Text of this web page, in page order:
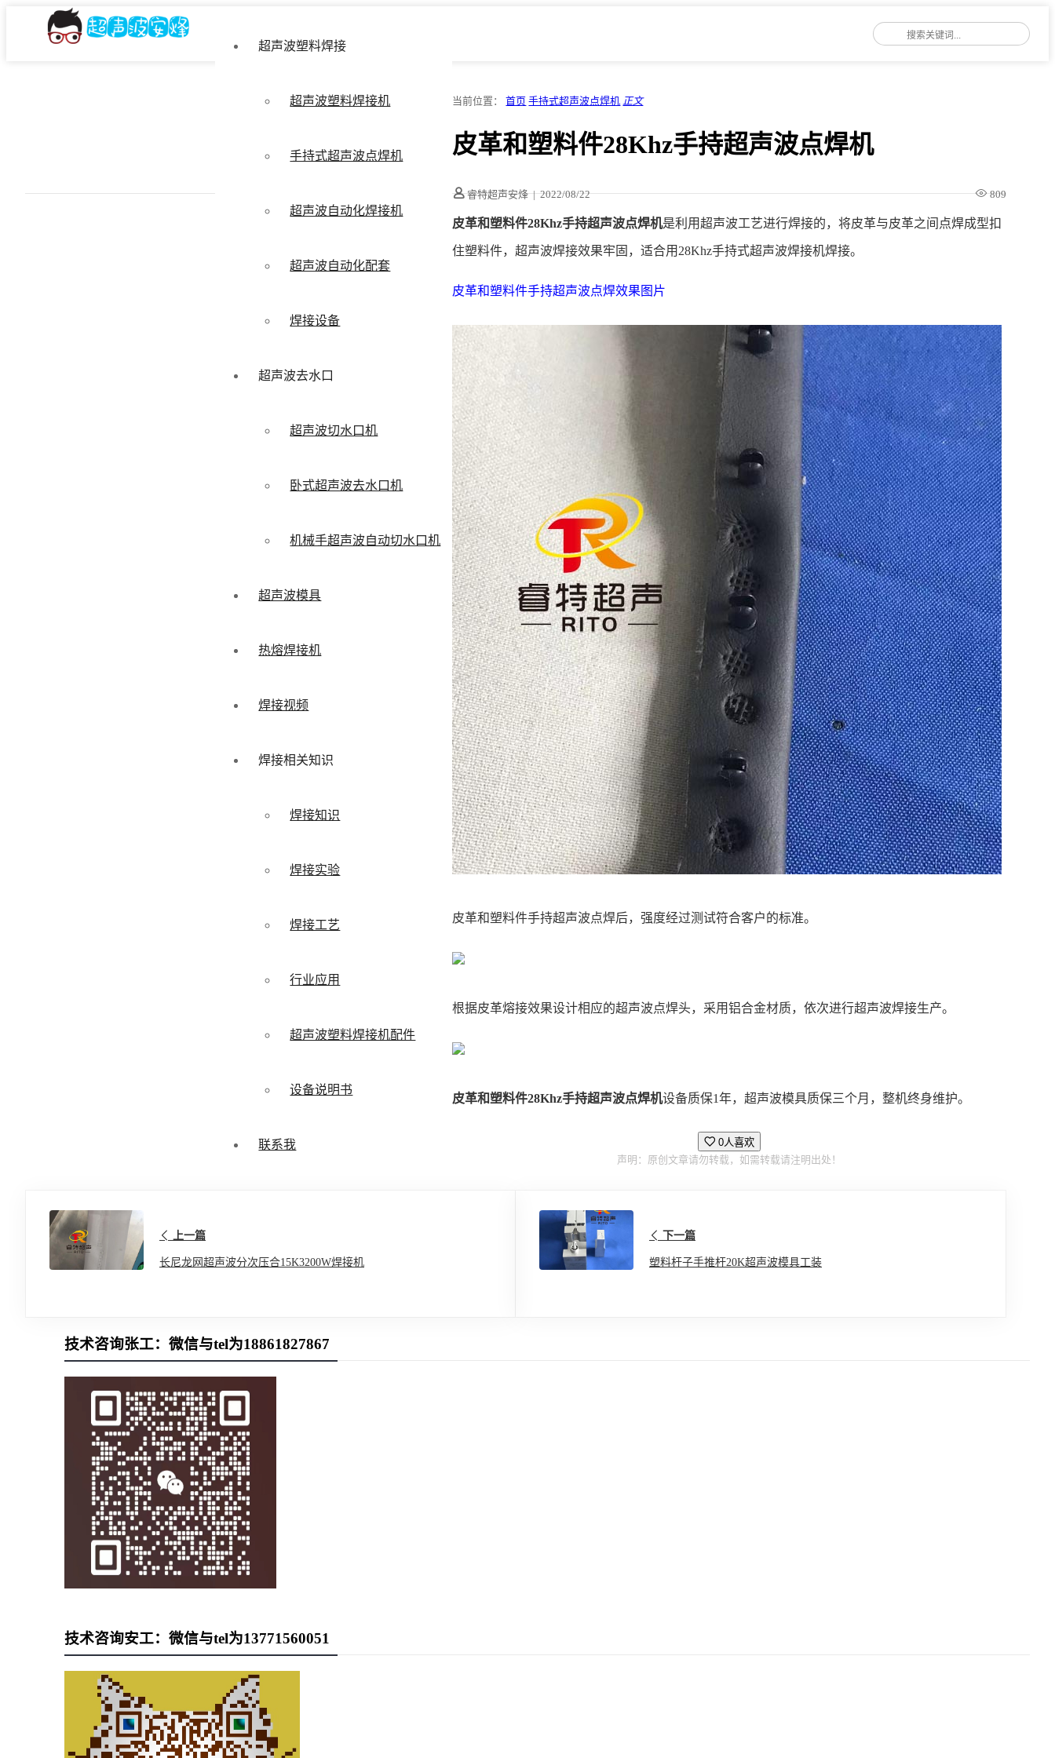
超声波塑料焊接
超声波塑料焊接机
手持式超声波点焊机
超声波自动化焊接机
超声波自动化配套
焊接设备
超声波去水口
超声波切水口机
卧式超声波去水口机
机械手超声波自动切水口机
超声波模具
热熔焊接机
焊接视频
焊接相关知识
焊接知识
焊接实验
焊接工艺
行业应用
超声波塑料焊接机配件
设备说明书
联系我
当前位置：首页 手持式超声波点焊机 正文
皮革和塑料件28Khz手持超声波点焊机
睿特超声安烽 | 2022/08/22 809
皮革和塑料件28Khz手持超声波点焊机是利用超声波工艺进行焊接的，将皮革与皮革之间点焊成型扣
住塑料件，超声波焊接效果牢固，适合用28Khz手持式超声波焊接机焊接。
皮革和塑料件手持超声波点焊效果图片
皮革和塑料件手持超声波点焊后，强度经过测试符合客户的标准。
根据皮革熔接效果设计相应的超声波点焊头，采用铝合金材质，依次进行超声波焊接生产。
皮革和塑料件28Khz手持超声波点焊机设备质保1年，超声波模具质保三个月，整机终身维护。
0人喜欢
声明：原创文章请勿转载，如需转载请注明出处！
上一篇
长尼龙网超声波分次压合15K3200W焊接机
下一篇
塑料杆子手推杆20K超声波模具工装
技术咨询张工：微信与tel为18861827867
技术咨询安工：微信与tel为13771560051